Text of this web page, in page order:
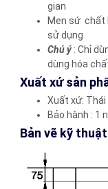
gian
Men sứ chất
sử dụng
Chú ý: Chỉ
dùng hóa
Xuất xứ sản
Xuất xứ: Thái
Bảo hành : 1
Bản vẽ kỹ thuật